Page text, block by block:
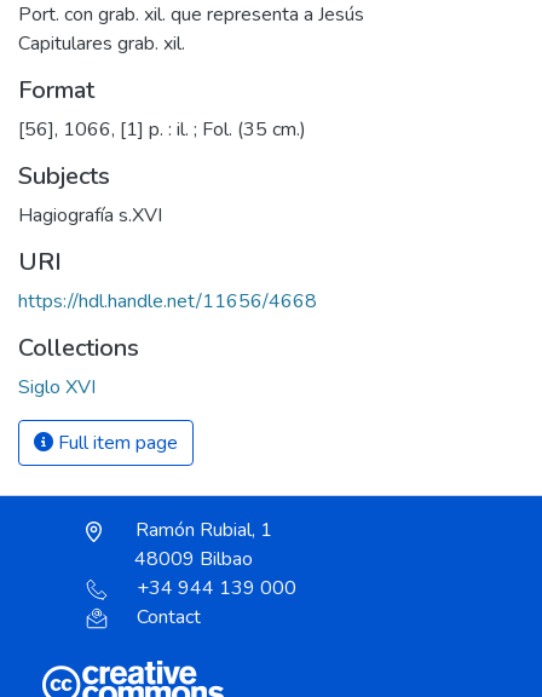
Port. con grab. xil. que representa a Jesús
Capitulares grab. xil.
Format
[56], 1066, [1] p. : il. ; Fol. (35 cm.)
Subjects
Hagiografía s.XVI
URI
https://hdl.handle.net/11656/4668
Collections
Siglo XVI
Full item page
Ramón Rubial, 1
48009 Bilbao
+34 944 139 000
Contact